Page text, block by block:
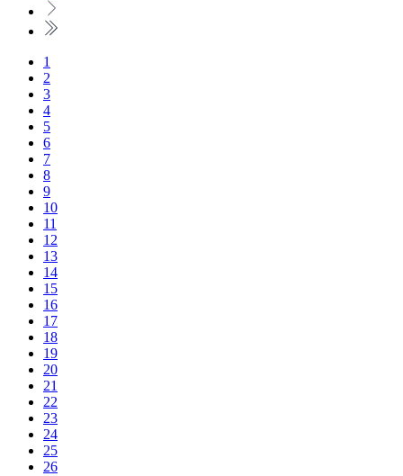
1
2
3
4
5
6
7
8
9
10
11
12
13
14
15
16
17
18
19
20
21
22
23
24
25
26